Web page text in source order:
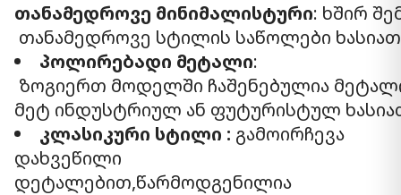
თანამედროვე მინიმალისტური: ხშირ
თანამედროვე სტილის საწოლები
პოლირებადი მეტალი:
ზოგიერთ მოდელში ჩაშენებულია
მეტ ინდუსტრიულ ან ფუტურისტულ
კლასიკური სტილი : გამოირჩევა
დახვეწილი
დეტალებით,წარმოდგენილია